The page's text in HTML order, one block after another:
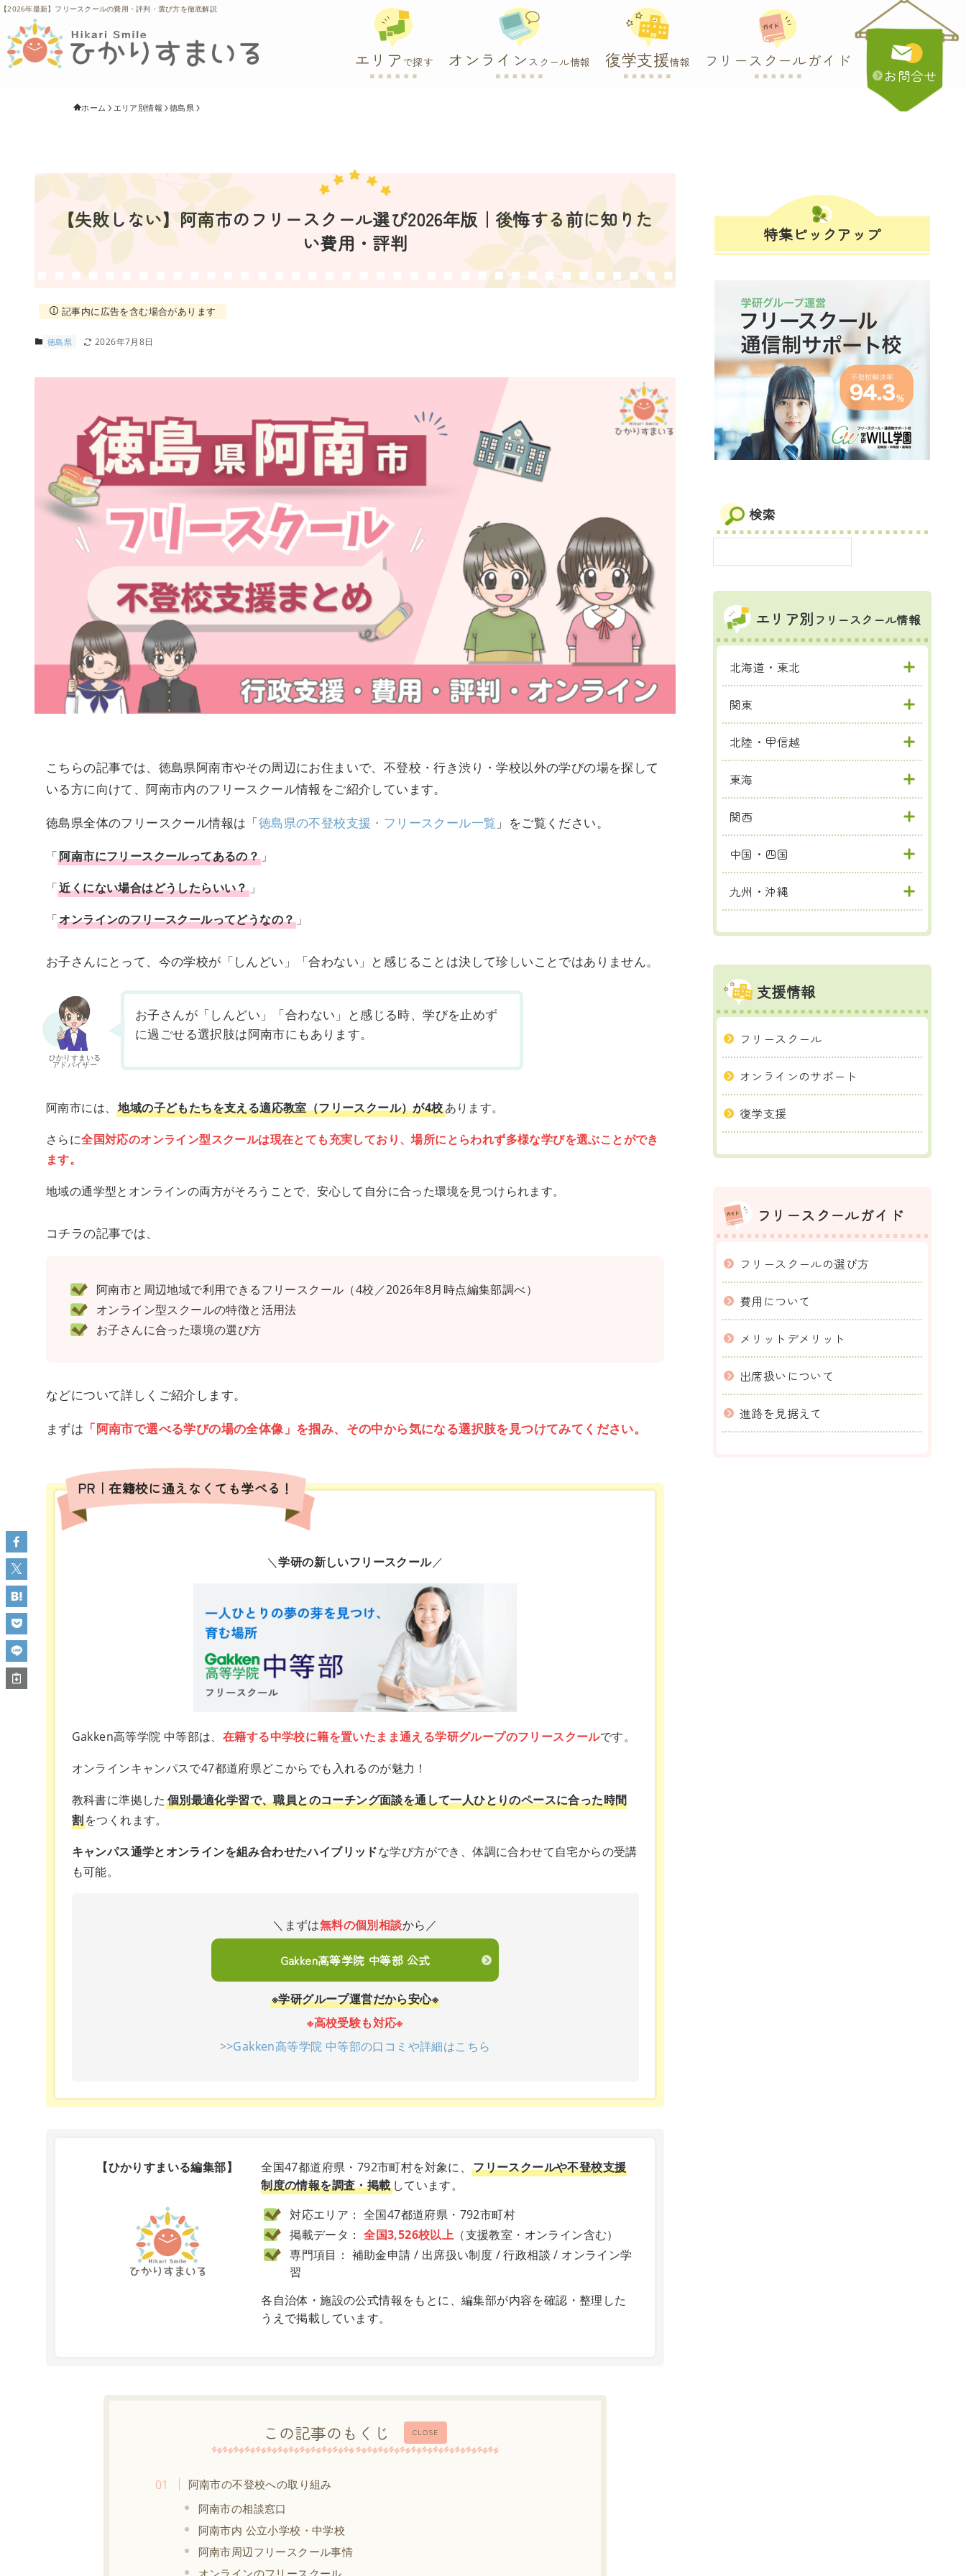
【2026年最新】フリースクールの費用・評判・選び方を徹底解説
エリア で探す オンライン スクール情報 復学支援情報 フリースクールガイド
お問合せ
ホーム エリア別情報 徳島県
【失敗しない】阿南市のフリースクール選び2026年版｜後悔する前に知りた
い費用・評判
記事内に広告を含む場合があります
徳島県 2026年7月8日
こちらの記事では、徳島県阿南市やその周辺にお住まいで、不登校・行き渋り・学校以外の学びの場を探して
いる方に向けて、阿南市内のフリースクール情報をご紹介しています。
徳島県全体のフリースクール情報は「徳島県の不登校支援・フリースクール一覧 」をご覧ください。
「阿南市にフリースクールってあるの？ 」
「近くにない場合はどうしたらいい？」
「オンラインのフリースクールってどうなの？ 」
お子さんにとって、今の学校が「しんどい」「合わない」と感じることは決して珍しいことではありません。
ひかりすまいる
アドバイザー
お子さんが「しんどい」「合わない」と感じる時、学びを止めず
に過ごせる選択肢は阿南市にもあります。
阿南市には、地域の子どもたちを支える適応教室（フリースクール）が4校あります。
さらに全国対応のオンライン型スクールは現在とても充実しており、場所にとらわれず多様な学びを選ぶことができ
ます。
地域の通学型とオンラインの両方がそろうことで、安心して自分に合った環境を見つけられます。
コチラの記事では、
阿南市と周辺地域で利用できるフリースクール（4校／2026年8月時点編集部調べ）
オンライン型スクールの特徴と活用法
お子さんに合った環境の選び方
などについて詳しくご紹介します。
まずは 「阿南市で選べる学びの場の全体像」を掴み、その中から気になる選択肢を見つけてみてください。
PR｜在籍校に通えなくても学べる！
＼学研の新しいフリースクール／
Gakken高等学院 中等部は、 在籍する中学校に籍を置いたまま通える学研グループのフリースクールです。
オンラインキャンパスで47都道府県どこからでも入れるのが魅力！
教科書に準拠した 個別最適化学習で、職員とのコーチング面談を通して一人ひとりのペースに合った時間
割をつくれます。
キャンパス通学とオンラインを組み合わせたハイブリッドな学び方ができ、体調に合わせて自宅からの受講
も可能。
＼まずは無料の個別相談から／
Gakken高等学院 中等部 公式
※学研グループ運営だから安心※
※高校受験も対応※
>>Gakken高等学院 中等部の口コミや詳細はこちら
【ひかりすまいる編集部】 全国47都道府県・792市町村を対象に、フリースクールや不登校支援
制度の情報を調査・掲載しています。
対応エリア： 全国47都道府県・792市町村
掲載データ：全国3,526校以上 （支援教室・オンライン含む）
専門項目： 補助金申請 / 出席扱い制度 / 行政相談 / オンライン学
習
各自治体・施設の公式情報をもとに、編集部が内容を確認・整理した
うえで掲載しています。
CLOSE
この記事のもくじ
阿南市の不登校への取り組み
阿南市の相談窓口
阿南市内 公立小学校・中学校
阿南市周辺フリースクール事情
オンラインのフリースクール
特集ピックアップ
検索
エリア別 フリースクール情報
北海道・東北
関東
北陸・甲信越
東海
関西
中国・四国
九州・沖縄
支援情報
フリースクール
オンラインのサポート
復学支援
フリースクールガイド
フリースクールの選び方
費用について
メリットデメリット
出席扱いについて
進路を見据えて